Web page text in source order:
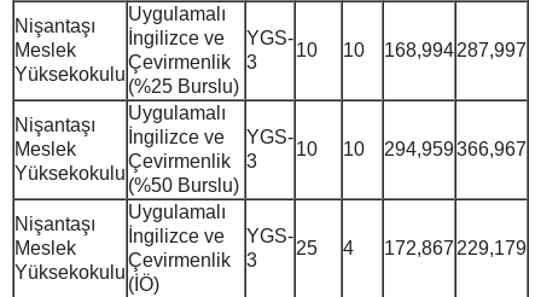
Nişantaşı
Meslek
Yüksekokulu
Uygulamalı
İngilizce ve
Çevirmenlik
(%25 Burslu)
YGS-
3
10 10 168,994287,997
Nişantaşı
Meslek
Yüksekokulu
Uygulamalı
İngilizce ve
Çevirmenlik
(%50 Burslu)
YGS-
3
10 10 294,959366,967
Nişantaşı
Meslek
Yüksekokulu
Uygulamalı
İngilizce ve
Çevirmenlik
(İÖ)
YGS-
3
25 4 172,867 229,179